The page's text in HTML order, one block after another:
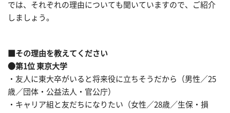
では、それぞれの理由についても聞いていますので、ご紹介
しましょう。
■その理由を教えてください
●第1位 東京大学
・友人に東大卒がいると将来役に立ちそうだから（男性／25
歳／団体・公益法人・官公庁）
・キャリア組と友だちになりたい（女性／28歳／生保・損